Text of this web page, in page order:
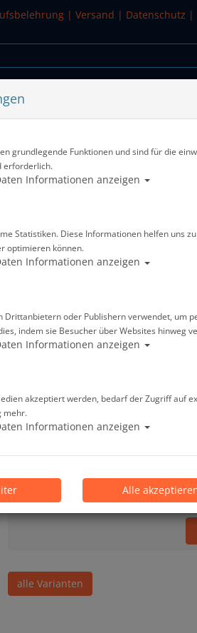
| Versand | Datenschutz |
SALE
- Größe: S
Mares - Avanti Quattro 4X -
Artikelnr.: mar-410029SORKDG
179,00 €*
Lieferbar in 1-3 Werktage, der
Prämienpunkte: 179
Stk.
alle Varianten
grundlegende Funktionen und sind für die
erforderlich.
Informationen anzeigen
Statistiken. Diese Informationen helfen uns
optimieren können.
Informationen anzeigen
Drittanbietern oder Publishern verwendet, um
indem sie Besucher über Websites hinweg
Informationen anzeigen
akzeptiert werden, bedarf der Zugriff auf
mehr.
Informationen anzeigen
Alle